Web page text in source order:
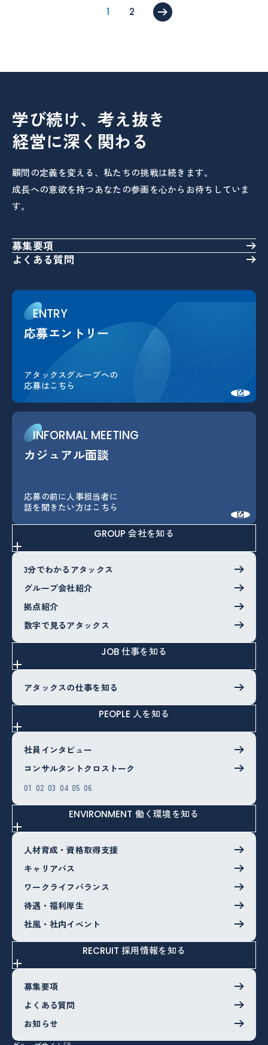
1 2 »
学び続け、考え抜き
経営に深く関わる
顧問の定義を変える、私たちの挑戦は続きます。
成長への意欲を持つあなたの参画を心からお待ちしていま
す。
募集要項
よくある質問
ENTRY
応募エントリー
応募エントリー
アタックスグループへの
応募はこちら
INFORMAL MEETING
カジュアル面談
応募の前に人事担当者に
話を聞きたい方はこちら
GROUP 会社を知る
3分でわかるアタックス
グループ会社紹介
拠点紹介
数字で見るアタックス
JOB 仕事を知る
アタックスの仕事を知る
PEOPLE 人を知る
社員インタビュー
コンサルタントクロストーク
01 02 03 04 05 06
ENVIRONMENT 働く環境を知る
人材育成・資格取得支援
キャリアパス
ワークライフバランス
待遇・福利厚生
社風・社内イベント
RECRUIT 採用情報を知る
募集要項
よくある質問
お知らせ